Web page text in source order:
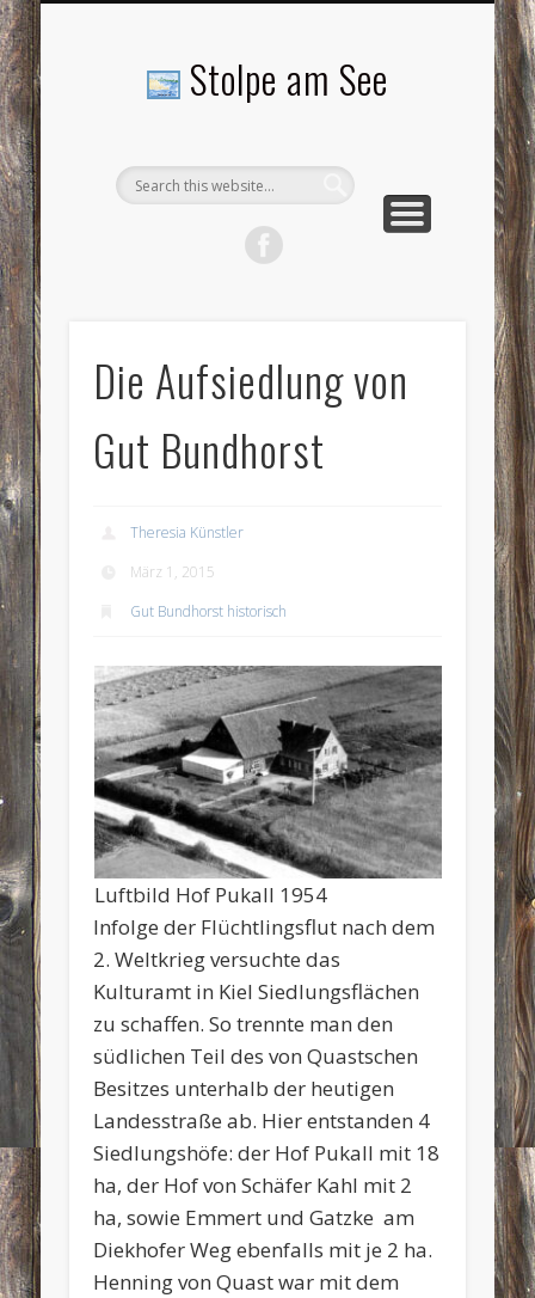
Stolpe am See
Die Aufsiedlung von
Gut Bundhorst
Theresia Künstler
März 1, 2015
Gut Bundhorst historisch
Luftbild Hof Pukall 1954
Infolge der Flüchtlingsflut nach dem
2. Weltkrieg versuchte das
Kulturamt in Kiel Siedlungsflächen
zu schaffen. So trennte man den
südlichen Teil des von Quastschen
Besitzes unterhalb der heutigen
Landesstraße ab. Hier entstanden 4
Siedlungshöfe: der Hof Pukall mit 18
ha, der Hof von Schäfer Kahl mit 2
ha, sowie Emmert und Gatzke am
Diekhofer Weg ebenfalls mit je 2 ha.
Henning von Quast war mit dem